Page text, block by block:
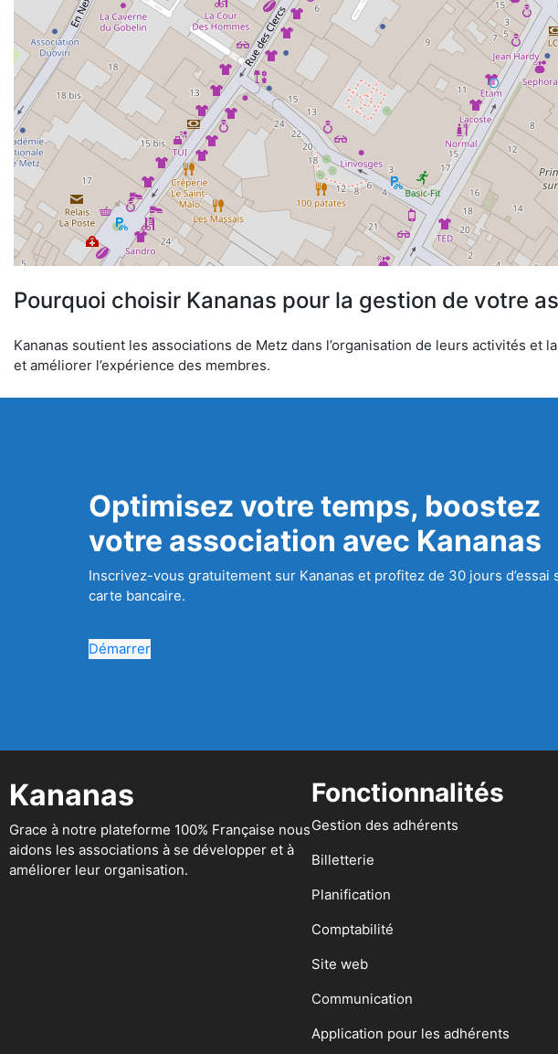
Pourquoi choisir Kananas pour la gestion de votre
Kananas soutient les associations de Metz dans l’organisation de leurs activités
et améliorer l’expérience des membres.
Optimisez votre temps, boostez
votre association avec Kananas
Inscrivez-vous gratuitement sur Kananas et profitez de 30 jours d’essai
carte bancaire.
Démarrer
Kananas
Grace à notre plateforme 100% Française nous
aidons les associations à se développer et à
améliorer leur organisation.
Fonctionnalités
Gestion des adhérents
Billetterie
Planification
Comptabilité
Site web
Communication
Application pour les adhérents